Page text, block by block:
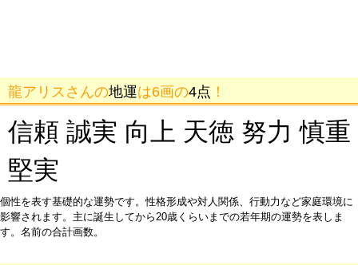
龍アリスさんの地運は6画の4点 ！
信頼 誠実 向上 天徳 努力 慎重
堅実
個性を表す基礎的な運勢です。性格形成や対人関係、行動力など家庭環境に
影響されます。主に誕生してから20歳くらいまでの若年期の運勢を表しま
す。名前の合計画数。